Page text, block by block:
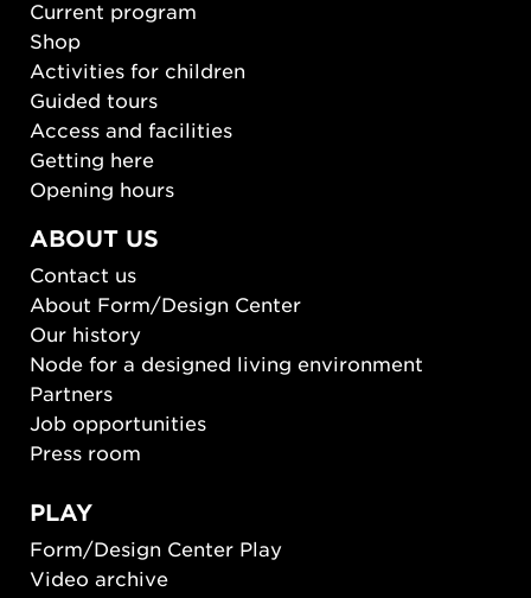
Current program
Shop
Activities for children
Guided tours
Access and facilities
Getting here
Opening hours
ABOUT US
Contact us
About Form/Design Center
Our history
Node for a designed living environment
Partners
Job opportunities
Press room
PLAY
Form/Design Center Play
Video archive